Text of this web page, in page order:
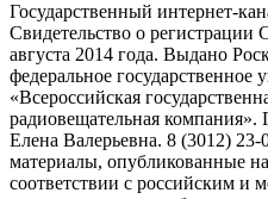
Государственный интернет-
Cвидетельство о
августа 2014 года. Выдано
федеральное государственное
«Всероссийская
радиовещательная
Елена Валерьевна. 8 (3012)
материалы, опубликованные
соответствии с российским и